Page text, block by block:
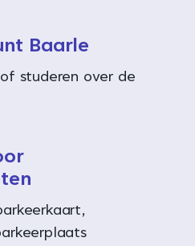
Baarle
studeren over de